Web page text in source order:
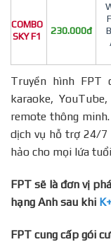
COMBO
SKY F1
230.000đ
Truyền hình FPT
karaoke,
remote thông
dịch vụ hỗ trợ 24/
hảo cho mọi lứa
FPT sẽ là đơn vị
hạng Anh sau khi
FPT cung cấp gói